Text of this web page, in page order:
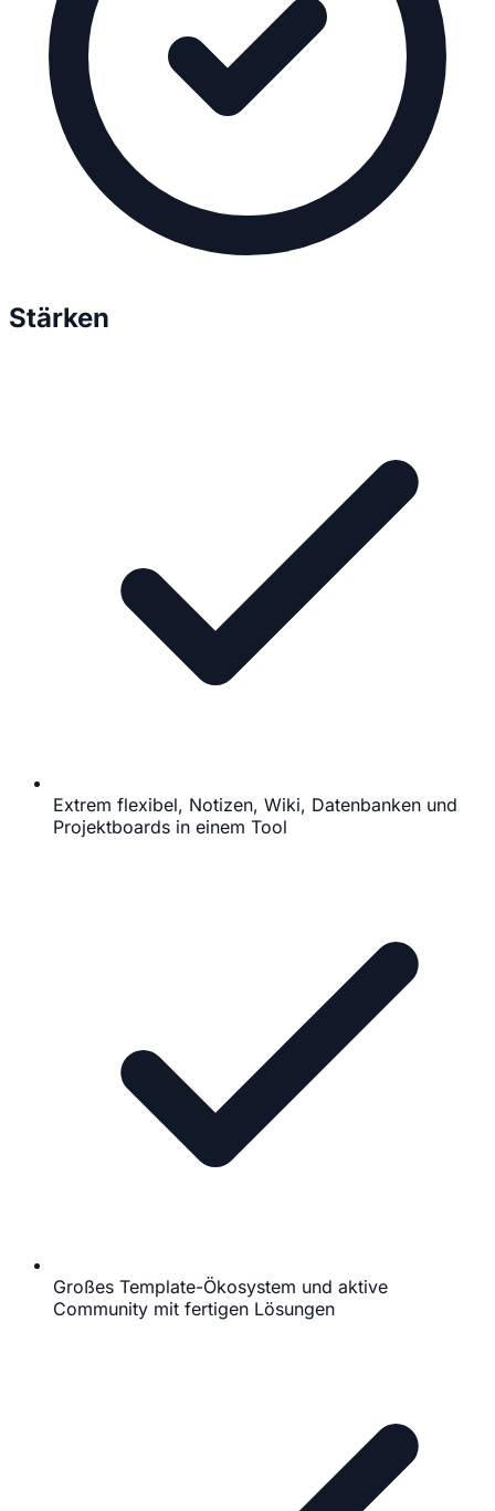
Stärken
Extrem flexibel, Notizen, Wiki, Datenbanken und
Projektboards in einem Tool
Großes Template-Ökosystem und aktive
Community mit fertigen Lösungen